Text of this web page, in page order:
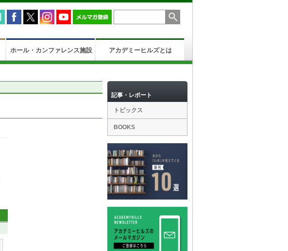
ホール・カンファレンス施設 アカデミーヒルズとは
記事・レポート
トピックス
BOOKS